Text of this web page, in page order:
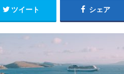
ツイート シェア